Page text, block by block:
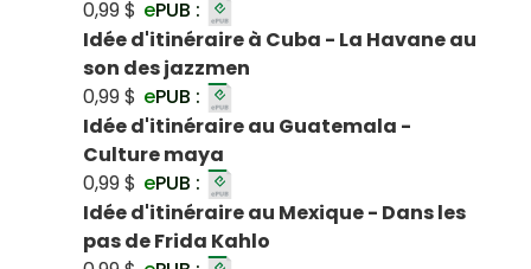
0,99 $ ePUB :
Idée d'itinéraire à Cuba - La Havane au
son des jazzmen
0,99 $ ePUB :
Idée d'itinéraire au Guatemala -
Culture maya
0,99 $ ePUB :
Idée d'itinéraire au Mexique - Dans les
pas de Frida Kahlo